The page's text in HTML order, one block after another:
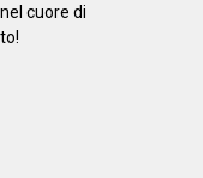
cuore di